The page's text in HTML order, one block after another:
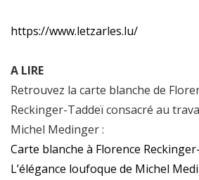
https://www.letzarles.lu/
A LIRE
Retrouvez la carte blanche de
Reckinger-Taddeï consacré au
Michel Medinger :
Carte blanche à Florence
L’élégance loufoque de Michel